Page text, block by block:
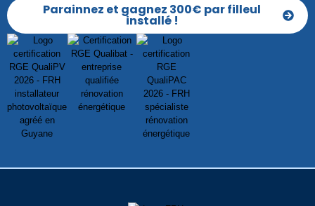
Parainnez et gagnez 300€ par filleul
installé !